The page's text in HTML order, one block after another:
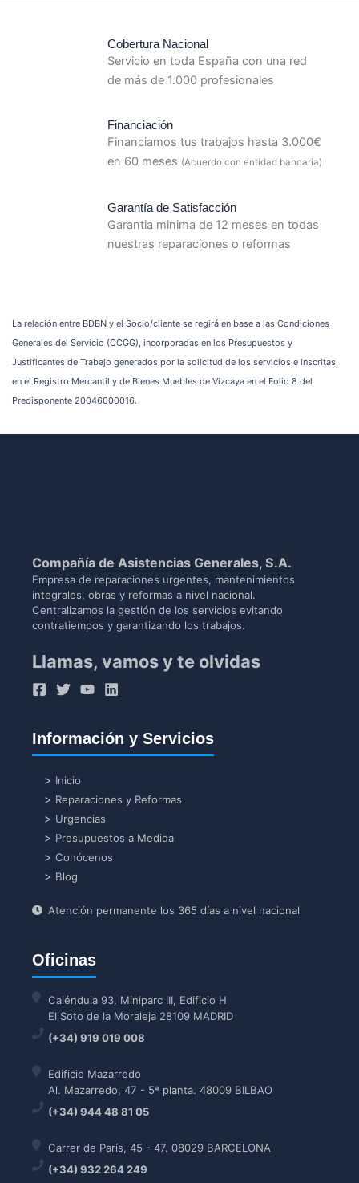
Cobertura Nacional
Servicio en toda España con una red
de más de 1.000 profesionales
Financiación
Financiamos tus trabajos hasta 3.000€
en 60 meses (Acuerdo con entidad bancaria)
Garantía de Satisfacción
Garantia minima de 12 meses en todas
nuestras reparaciones o reformas
La relación entre BDBN y el Socio/cliente se regirá en base a las Condiciones
Generales del Servicio (CCGG), incorporadas en los Presupuestos y
Justificantes de Trabajo generados por la solicitud de los servicios e inscritas
en el Registro Mercantil y de Bienes Muebles de Vizcaya en el Folio 8 del
Predisponente 20046000016.
Compañía de Asistencias Generales, S.A.
Empresa de reparaciones urgentes, mantenimientos
integrales, obras y reformas a nivel nacional.
Centralizamos la gestión de los servicios evitando
contratiempos y garantizando los trabajos.
Llamas, vamos y te olvidas
Información y Servicios
Inicio
Reparaciones y Reformas
Urgencias
Presupuestos a Medida
Conócenos
Blog
Atención permanente los 365 días a nivel nacional
Oficinas
Caléndula 93, Miniparc III, Edificio H
El Soto de la Moraleja 28109 MADRID
(+34) 919 019 008
Edificio Mazarredo
Al. Mazarredo, 47 - 5ª planta. 48009 BILBAO
(+34) 944 48 81 05
Carrer de París, 45 - 47. 08029 BARCELONA
(+34) 932 264 249